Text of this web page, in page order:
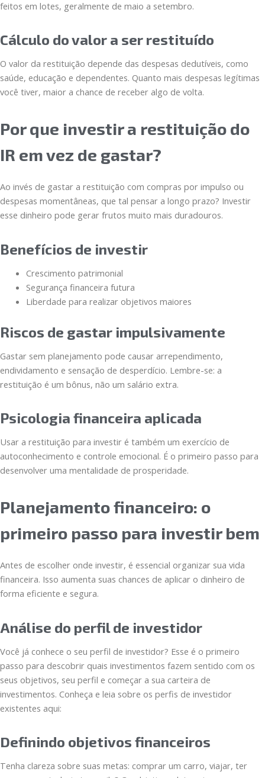
feitos em lotes, geralmente de maio a setembro.
Cálculo do valor a ser restituído
O valor da restituição depende das despesas dedutíveis, como
saúde, educação e dependentes. Quanto mais despesas legítimas
você tiver, maior a chance de receber algo de volta.
Por que investir a restituição do
IR em vez de gastar?
Ao invés de gastar a restituição com compras por impulso ou
despesas momentâneas, que tal pensar a longo prazo? Investir
esse dinheiro pode gerar frutos muito mais duradouros.
Benefícios de investir
Crescimento patrimonial
Segurança financeira futura
Liberdade para realizar objetivos maiores
Riscos de gastar impulsivamente
Gastar sem planejamento pode causar arrependimento,
endividamento e sensação de desperdício. Lembre-se: a
restituição é um bônus, não um salário extra.
Psicologia financeira aplicada
Usar a restituição para investir é também um exercício de
autoconhecimento e controle emocional. É o primeiro passo para
desenvolver uma mentalidade de prosperidade.
Planejamento financeiro: o
primeiro passo para investir bem
Antes de escolher onde investir, é essencial organizar sua vida
financeira. Isso aumenta suas chances de aplicar o dinheiro de
forma eficiente e segura.
Análise do perfil de investidor
Você já conhece o seu perfil de investidor? Esse é o primeiro
passo para descobrir quais investimentos fazem sentido com os
seus objetivos, seu perfil e começar a sua carteira de
investimentos. Conheça e leia sobre os perfis de investidor
existentes aqui:
Definindo objetivos financeiros
Tenha clareza sobre suas metas: comprar um carro, viajar, ter